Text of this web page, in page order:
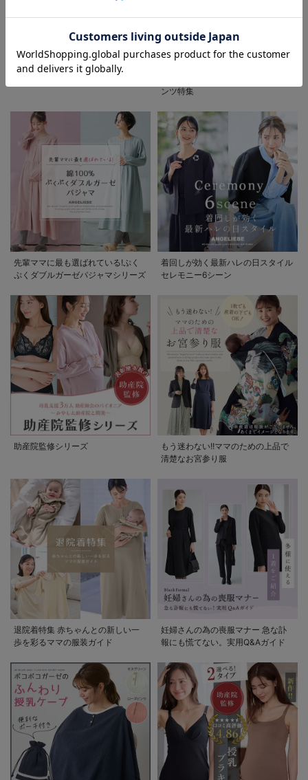
ンツ特集
先輩ママに最も選ばれている!ぷく
ぷくダブルガーゼパジャマシリーズ
着回しが効く最新ハレの日スタイル
セレモニー6シーン
助産院監修シリーズ
もう迷わない!!ママのための上品で
清楚なお宮参り服
退院着特集 赤ちゃんとの新しい一
歩を彩るママの服装ガイド
妊婦さんの為の喪服マナー 急な訃
報にも慌てない。実用Q&Aガイド
お気に入り商品を確認する